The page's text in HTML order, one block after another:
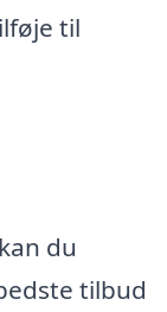
til
du
tilbud